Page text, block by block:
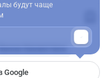
Казахстана
Google
будут чаще